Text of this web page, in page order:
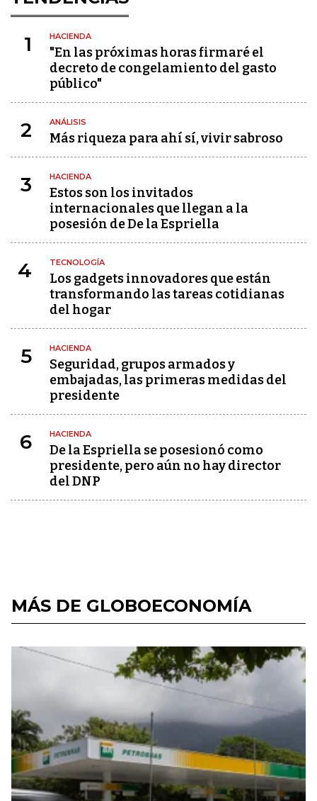
1 HACIENDA
"En las próximas horas firmaré el
decreto de congelamiento del gasto
público"
2 ANÁLISIS
Más riqueza para ahí sí, vivir sabroso
3 HACIENDA
Estos son los invitados
internacionales que llegan a la
posesión de De la Espriella
4 TECNOLOGÍA
Los gadgets innovadores que están
transformando las tareas cotidianas
del hogar
5 HACIENDA
Seguridad, grupos armados y
embajadas, las primeras medidas del
presidente
6 HACIENDA
De la Espriella se posesionó como
presidente, pero aún no hay director
del DNP
MÁS DE GLOBOECONOMÍA